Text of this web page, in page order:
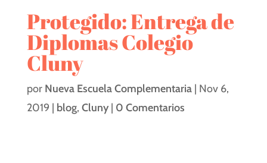
Protegido: Entrega de
Diplomas Colegio
Cluny
por Nueva Escuela Complementaria| Nov 6,
2019 | blog, Cluny| 0 Comentarios